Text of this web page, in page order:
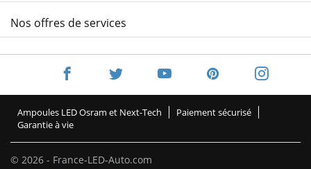
Nos offres de services
© 2026 - France-LED-Auto.com
Ampoules LED Osram et Next-Tech
Paiement sécurisé
Garantie à vie